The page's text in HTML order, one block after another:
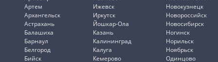
Артем
Архангельск
Астрахань
Балашиха
Барнаул
Белгород
Бийск
Ижевск
Иркутск
Йошкар-Ола
Казань
Калининград
Калуга
Кемерово
Новокузнецк
Новороссийск
Новосибирск
Ногинск
Норильск
Ноябрьск
Одинцово